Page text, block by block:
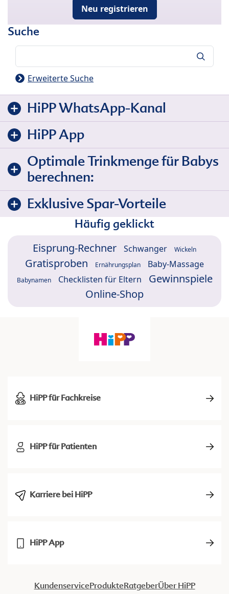
Neu registrieren
Suche
Erweiterte Suche
HiPP WhatsApp-Kanal
HiPP App
Optimale Trinkmenge für Babys
berechnen:
Exklusive Spar-Vorteile
Häufig geklickt
Eisprung-Rechner Schwanger Wickeln
Gratisproben Ernährungsplan Baby-Massage
Babynamen Checklisten für Eltern
Gewinnspiele
Online-Shop
HiPP für Fachkreise
HiPP für Patienten
Karriere bei HiPP
HiPP App
KundenserviceProdukteRatgeberÜber HiPP